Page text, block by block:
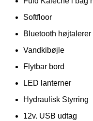
Softfloor
Bluetooth højtalerer
Vandkibøjle
Flytbar bord
LED lanterner
Hydraulisk Styrring
12v. USB udtag